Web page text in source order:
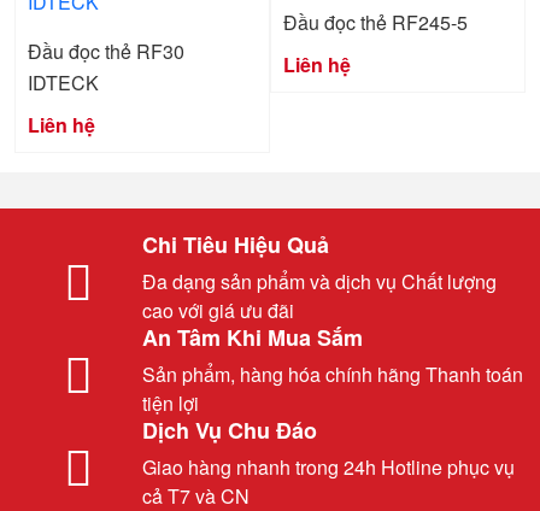
Đầu đọc thẻ RF30
IDTECK
Liên hệ
Đầu đọc thẻ RF245-5
Liên hệ
Chi Tiêu Hiệu Quả
Đa dạng sản phẩm và dịch vụ Chất lượng
cao với giá ưu đãi
An Tâm Khi Mua Sắm
Sản phẩm, hàng hóa chính hãng Thanh toán
tiện lợi
Dịch Vụ Chu Đáo
Giao hàng nhanh trong 24h Hotline phục vụ
cả T7 và CN